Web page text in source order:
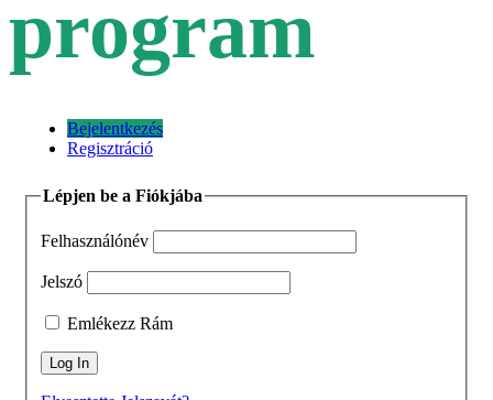
program
Bejelentkezés
Regisztráció
Lépjen be a Fiókjába
Felhasználónév
Jelszó
Emlékezz Rám